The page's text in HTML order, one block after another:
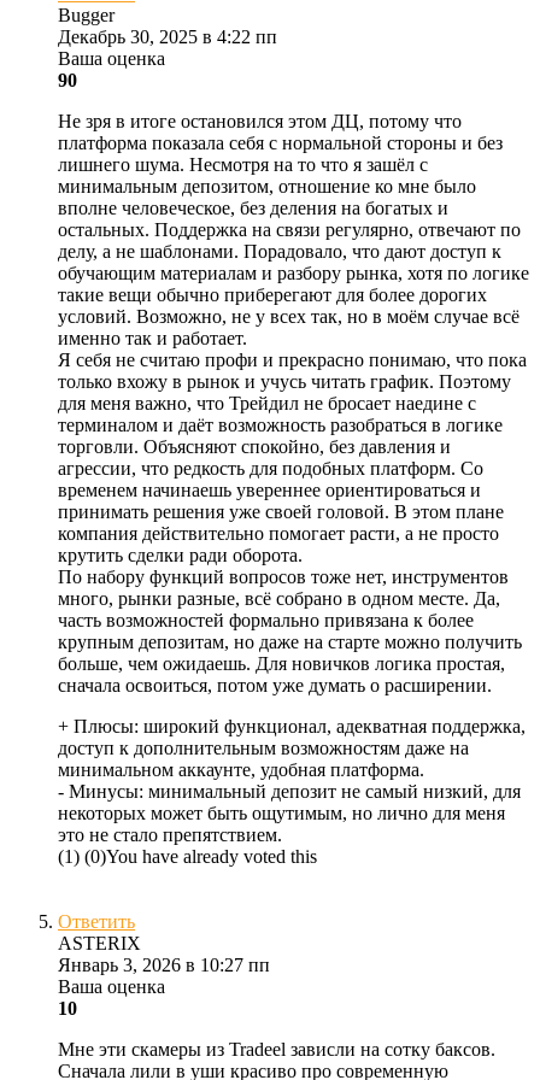
Bugger
Декабрь 30, 2025 в 4:22 пп
Ваша оценка
90
Не зря в итоге остановился этом ДЦ, потому что
платформа показала себя с нормальной стороны и без
лишнего шума. Несмотря на то что я зашёл с
минимальным депозитом, отношение ко мне было
вполне человеческое, без деления на богатых и
остальных. Поддержка на связи регулярно, отвечают по
делу, а не шаблонами. Порадовало, что дают доступ к
обучающим материалам и разбору рынка, хотя по логике
такие вещи обычно приберегают для более дорогих
условий. Возможно, не у всех так, но в моём случае всё
именно так и работает.
Я себя не считаю профи и прекрасно понимаю, что пока
только вхожу в рынок и учусь читать график. Поэтому
для меня важно, что Трейдил не бросает наедине с
терминалом и даёт возможность разобраться в логике
торговли. Объясняют спокойно, без давления и
агрессии, что редкость для подобных платформ. Со
временем начинаешь увереннее ориентироваться и
принимать решения уже своей головой. В этом плане
компания действительно помогает расти, а не просто
крутить сделки ради оборота.
По набору функций вопросов тоже нет, инструментов
много, рынки разные, всё собрано в одном месте. Да,
часть возможностей формально привязана к более
крупным депозитам, но даже на старте можно получить
больше, чем ожидаешь. Для новичков логика простая,
сначала освоиться, потом уже думать о расширении.
+ Плюсы: широкий функционал, адекватная поддержка,
доступ к дополнительным возможностям даже на
минимальном аккаунте, удобная платформа.
- Минусы: минимальный депозит не самый низкий, для
некоторых может быть ощутимым, но лично для меня
это не стало препятствием.
(1) (0)You have already voted this
Ответить
ASTERIX
Январь 3, 2026 в 10:27 пп
Ваша оценка
10
Мне эти скамеры из Tradeel зависли на сотку баксов.
Сначала лили в уши красиво про современную